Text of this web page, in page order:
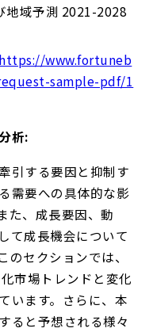
地域予測 2021-2028
https://www.fortuneb
sample-pdf/1
析:
引する要因と抑制す
需要への具体的な影
た、成長要因、動
て成長機会について
セクションでは、
市場トレンドと変化
います。さらに、本
ると予想される様々